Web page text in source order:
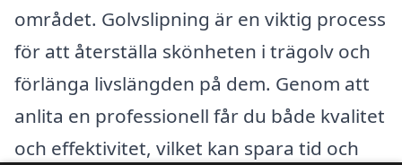
området. Golvslipning är en viktig process
för att återställa skönheten i trägolv och
förlänga livslängden på dem. Genom att
anlita en professionell får du både kvalitet
och effektivitet, vilket kan spara tid och